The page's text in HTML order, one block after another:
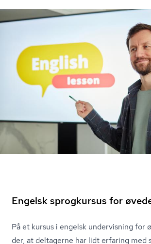
Engelsk sprogkursus for
På et kursus i engelsk undervisning for
der, at deltagerne har lidt erfaring med